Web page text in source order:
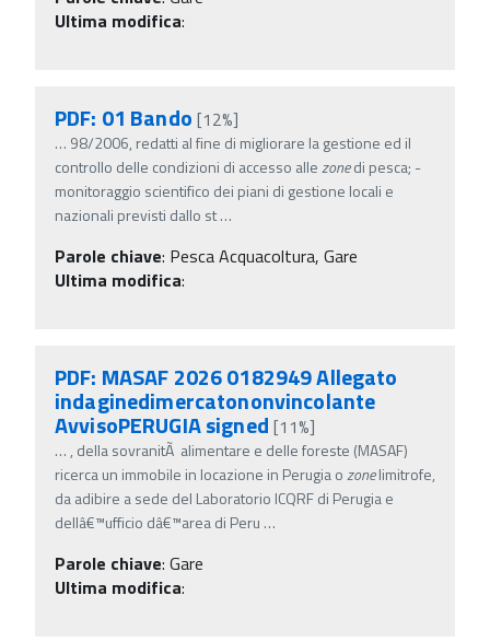
Ultima modifica:
PDF: 01 Bando [12%]
… 98/2006, redatti al fine di migliorare la gestione ed il
controllo delle condizioni di accesso allezonedi pesca; -
monitoraggio scientifico dei piani di gestione locali e
nazionali previsti dallo st…
Parole chiave: Pesca Acquacoltura, Gare
Ultima modifica:
PDF: MASAF 2026 0182949 Allegato
indaginedimercatononvincolante
AvvisoPERUGIA signed [11%]
… , della sovranitÃ alimentare e delle foreste (MASAF)
ricerca un immobile in locazione in Perugia ozonelimitrofe,
da adibire a sede del Laboratorio ICQRF di Perugia e
dellâ€™ufficio dâ€™area di Peru …
Parole chiave: Gare
Ultima modifica: